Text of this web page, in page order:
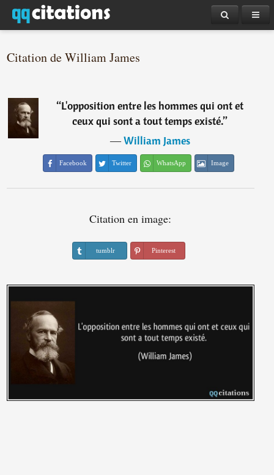
Citation de William James
“L'opposition entre les hommes qui ont et
ceux qui sont a tout temps existé.”
―William James
Facebook Twitter WhatsApp Image
Citation en image:
tumblr Pinterest